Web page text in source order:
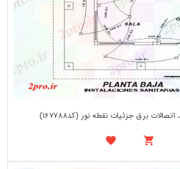
برق جزئیات نقطه نور (کد167788)